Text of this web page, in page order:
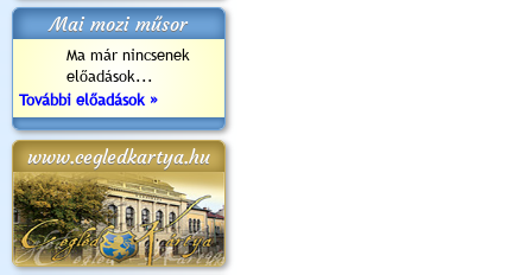
Mai mozi műsor
Ma már nincsenek
előadások...
További előadások »
www.cegledkartya.hu